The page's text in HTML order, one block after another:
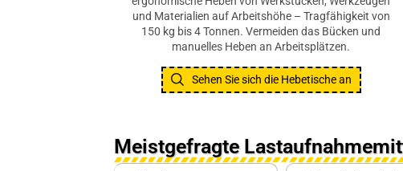
und Materialien auf Arbeitshöhe – Tragfähigkeit von
150 kg bis 4 Tonnen. Vermeiden das Bücken und
manuelles Heben an Arbeitsplätzen.
Sehen Sie sich die Hebetische an
Meistgefragte